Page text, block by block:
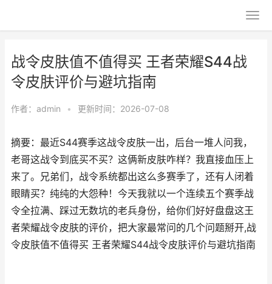
战令皮肤值不值得买 王者荣耀S44战
令皮肤评价与避坑指南
作者： admin • 更新时间：2026-07-08
摘要：最近S44赛季这战令皮肤一出，后台一堆人问我，
老哥这战令到底买不买？这俩新皮肤咋样？我直接血压上
来了。兄弟们，战令系统都出这么多赛季了，还有人闭着
眼睛买？纯纯的大怨种！今天我就以一个连续五个赛季战
令全拉满、踩过无数坑的老兵身份，给你们好好盘盘这王
者荣耀战令皮肤的评价，把大家最常问的几个问题掰开,战
令皮肤值不值得买 王者荣耀S44战令皮肤评价与避坑指南